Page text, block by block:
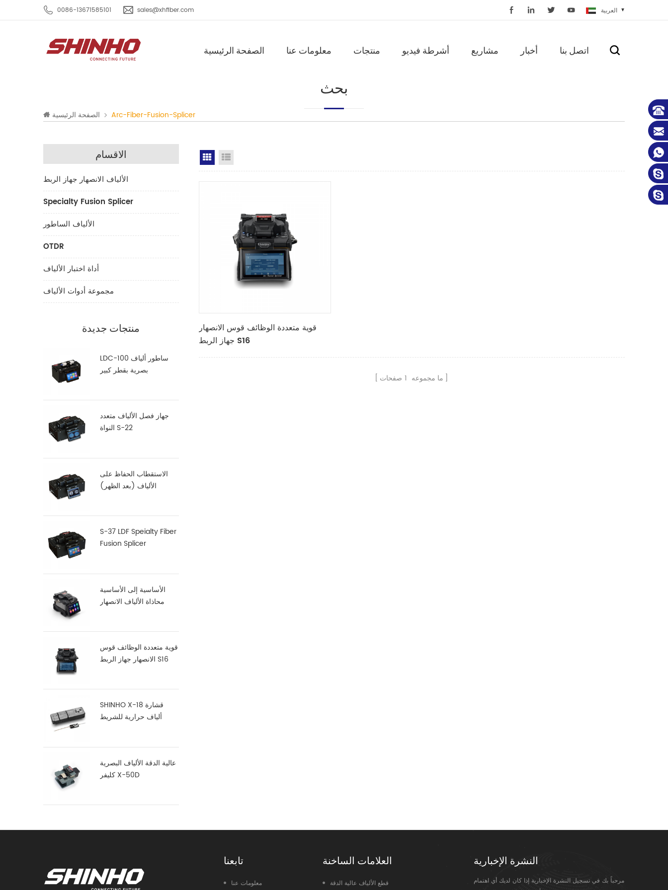
0086-13671585101 sales@xhfiber.com العربية
الصفحة الرئيسية معلومات عنا منتجات أشرطة فيديو مشاريع أخبار اتصل بنا
بحث
الصفحة الرئيسية Arc-Fiber-Fusion-Splicer
الاقسام
الألياف الانصهار جهاز الربط
Specialty Fusion Splicer
الألياف الساطور
OTDR
أداة اختبار الألياف
مجموعة أدوات الألياف
منتجات جديدة
LDC-100 ساطور ألياف
بصرية بقطر كبير
جهاز فصل الألياف متعدد
النواة S-22
الاستقطاب الحفاظ على
الألياف (بعد الظهر)
S-37 LDF Speialty Fiber
Fusion Splicer
الأساسية إلى الأساسية
محاذاة الألياف الانصهار
قوية متعددة الوظائف قوس
الانصهار جهاز الربط S16
SHINHO X-18 قشارة
ألياف حرارية للشريط
عالية الدقة الألياف البصرية
كليفر X-50D
Grid View
قوية متعددة الوظائف قوس الانصهار
جهاز الربط S16
ما مجموعه 1 صفحات
تابعنا
معلومات عنا
العلامات الساخنة
قطع الألياف عالية الدقة
النشرة الإخبارية
مرحباً بك في تسجيل النشرة الإخبارية إذا كان لديك أي اهتمام